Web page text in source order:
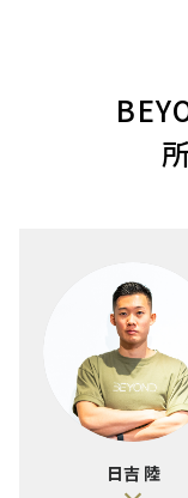
日吉 陸